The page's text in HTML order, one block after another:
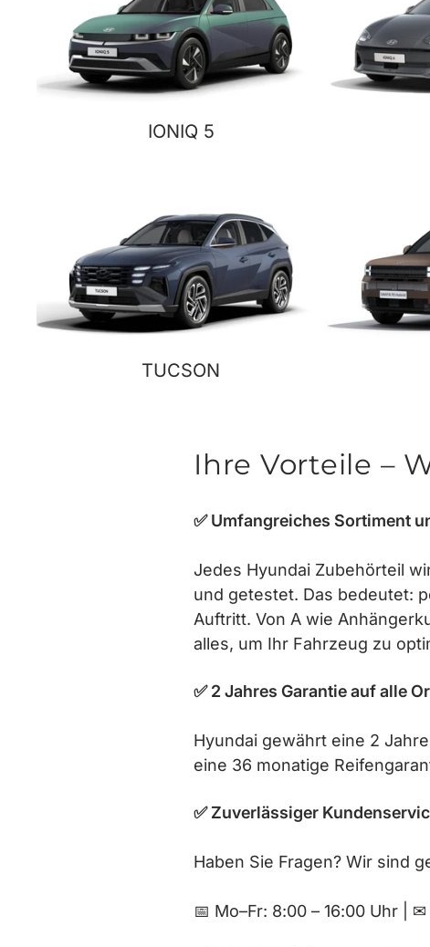
IONIQ 5
TUCSON
Ihre Vorteile –
✅ Umfangreiches Sortiment
Jedes Hyundai Zubehörteil
und getestet. Das bedeutet:
Auftritt. Von A wie
alles, um Ihr Fahrzeug zu
✅ 2 Jahres Garantie auf alle
Hyundai gewährt eine 2
eine 36 monatige
✅ Zuverlässiger
Haben Sie Fragen? Wir sind
📅 Mo–Fr: 8:00 – 16:00 Uhr |